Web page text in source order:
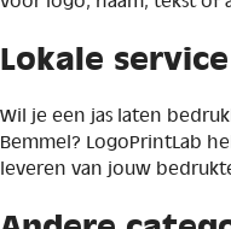
Lokale
Wil je een jas laten
Bemmel? LogoPrintLab
leveren van jouw